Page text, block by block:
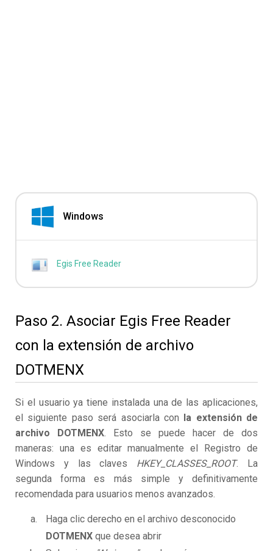
Windows
Egis Free Reader
Paso 2. Asociar Egis Free Reader
con la extensión de archivo
DOTMENX
Si el usuario ya tiene instalada una de las aplicaciones,
el siguiente paso será asociarla con la extensión de
archivo DOTMENX. Esto se puede hacer de dos
maneras: una es editar manualmente el Registro de
Windows y las claves HKEY_CLASSES_ROOT. La
segunda forma es más simple y definitivamente
recomendada para usuarios menos avanzados.
Haga clic derecho en el archivo desconocido
DOTMENX que desea abrir